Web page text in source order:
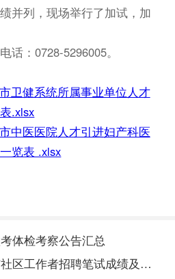
并列，现场举行了加试，加
话：0728-5296005。
卫健系统所属事业单位人才
.xlsx
中医医院人才引进妇产科医
览表 .xlsx
体检考察公告汇总
2026年荆州石首市城市社区工作者招聘笔试成绩及资格复审公告